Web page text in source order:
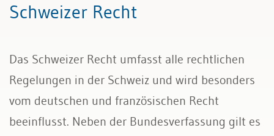
Führung & Kompetenzen
Recht
Bau & Immobilien
Schweizer Recht
Das Schweizer Recht umfasst alle rechtlichen
Regelungen in der Schweiz und wird besonders
vom deutschen und französischen Recht
beeinflusst. Neben der Bundesverfassung gilt es